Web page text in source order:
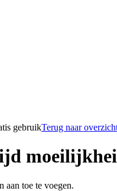
gebruikTerug naar
aan toe te voegen.